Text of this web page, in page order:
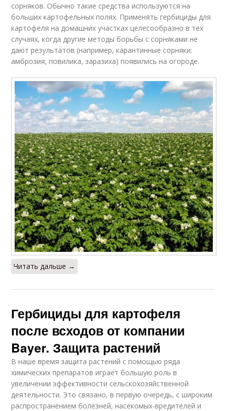
сорняков. Обычно такие средства используются на
больших картофельных полях. Применять гербициды для
картофеля на домашних участках целесообразно в тех
случаях, когда другие методы борьбы с сорняками не
дают результатов (например, карантинные сорняки:
амброзия, повилика, заразиха) появились на огороде.
Читать дальше →
Гербициды для картофеля
после всходов от компании
Bayer. Защита растений
В наше время защита растений с помощью ряда
химических препаратов играет большую роль в
увеличении эффективности сельскохозяйственной
деятельности. Это связано, в первую очередь, с широким
распространением болезней, насекомых-вредителей и